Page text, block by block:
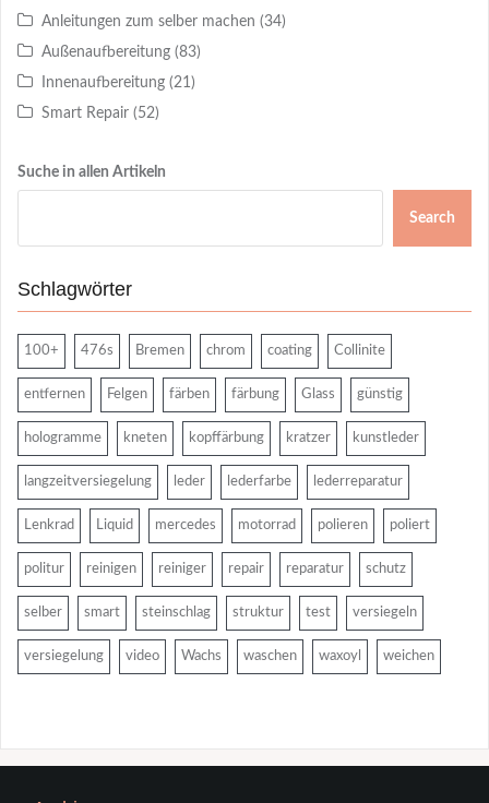
Anleitungen zum selber machen (34)
Außenaufbereitung (83)
Innenaufbereitung (21)
Smart Repair (52)
Suche in allen Artikeln
Search
Schlagwörter
100+ 476s Bremen chrom coating Collinite
entfernen Felgen färben färbung Glass günstig
hologramme kneten kopffärbung kratzer kunstleder
langzeitversiegelung leder lederfarbe lederreparatur
Lenkrad Liquid mercedes motorrad polieren poliert
politur reinigen reiniger repair reparatur schutz
selber smart steinschlag struktur test versiegeln
versiegelung video Wachs waschen waxoyl weichen